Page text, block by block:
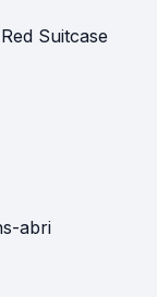
Suitcase
abri